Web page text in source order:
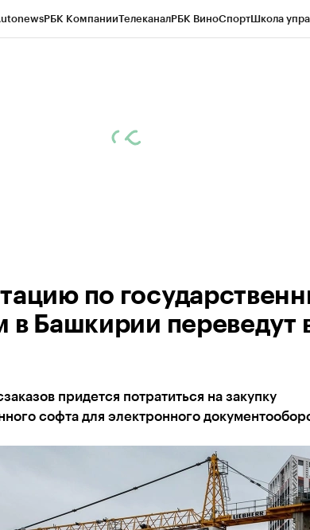
РБК КомпанииТелеканалРБК ВиноСпортШкола
по
в Башкирии переведут
придется потратиться на закупку
софта для электронного